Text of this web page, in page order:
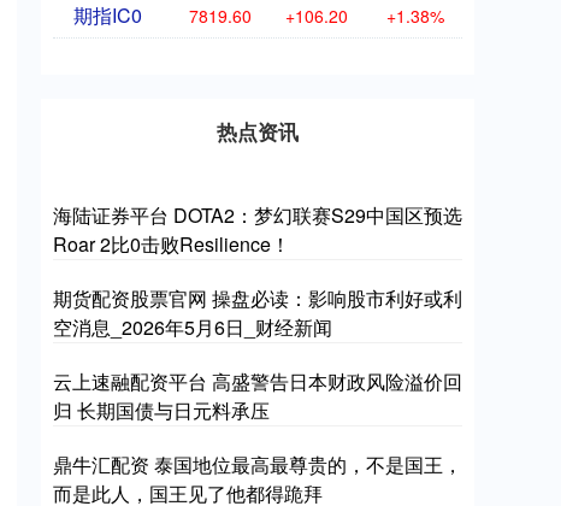
期指IC0 7819.60 +106.20 +1.38%
热点资讯
海陆证券平台 DOTA2：梦幻联赛S29中国区预选
Roar 2比0击败Resilience！
期货配资股票官网 操盘必读：影响股市利好或利
空消息_2026年5月6日_财经新闻
云上速融配资平台 高盛警告日本财政风险溢价回
归 长期国债与日元料承压
鼎牛汇配资 泰国地位最高最尊贵的，不是国王，
而是此人，国王见了他都得跪拜